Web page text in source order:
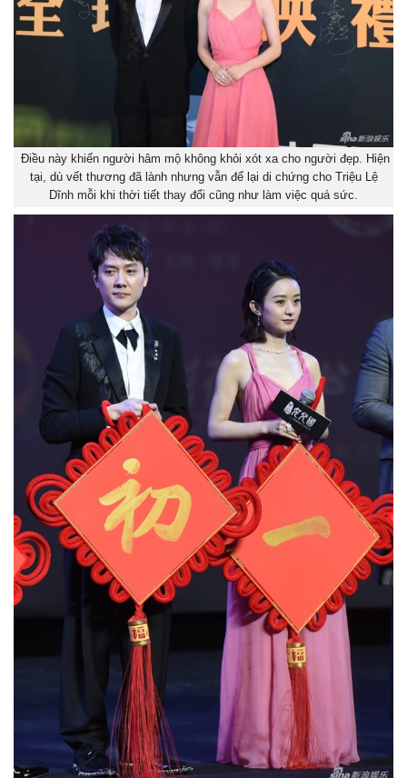
Điều này khiến người hâm mộ không khỏi xót xa cho người đẹp. Hiện
tại, dù vết thương đã lành nhưng vẫn để lại di chứng cho Triệu Lệ
Dĩnh mỗi khi thời tiết thay đổi cũng như làm việc quá sức.